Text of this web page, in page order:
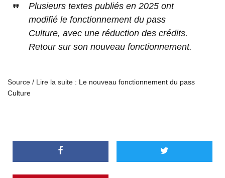
Plusieurs textes publiés en 2025 ont
modifié le fonctionnement du pass
Culture, avec une réduction des crédits.
Retour sur son nouveau fonctionnement.
Source / Lire la suite : Le nouveau fonctionnement du pass
Culture